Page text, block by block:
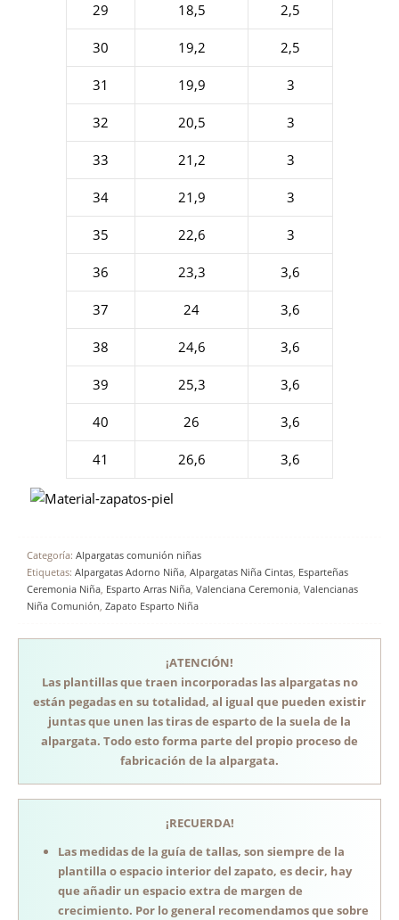
29 18,5 2,5
30 19,2 2,5
31 19,9 3
32 20,5 3
33 21,2 3
34 21,9 3
35 22,6 3
36 23,3 3,6
37 24 3,6
38 24,6 3,6
39 25,3 3,6
40 26 3,6
41 26,6 3,6
Categoría: Alpargatas comunión niñas
Etiquetas: Alpargatas Adorno Niña, Alpargatas Niña Cintas, Esparteñas
Ceremonia Niña, Esparto Arras Niña, Valenciana Ceremonia, Valencianas
Niña Comunión, Zapato Esparto Niña
¡ATENCIÓN!
Las plantillas que traen incorporadas las alpargatas no
están pegadas en su totalidad, al igual que pueden existir
juntas que unen las tiras de esparto de la suela de la
alpargata. Todo esto forma parte del propio proceso de
fabricación de la alpargata.
¡RECUERDA!
Las medidas de la guía de tallas, son siempre de la
plantilla o espacio interior del zapato, es decir, hay
que añadir un espacio extra de margen de
crecimiento. Por lo general recomendamos que sobre